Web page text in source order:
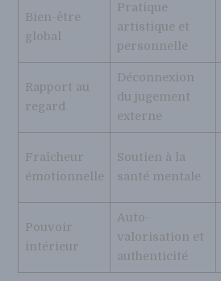
Bien-être
global
Pratique
artistique et
personnelle
Rapport au
regard
Déconnexion
du jugement
externe
Fraîcheur
émotionnelle
Soutien à la
santé mentale
Pouvoir
intérieur
Auto-
valorisation et
authenticité